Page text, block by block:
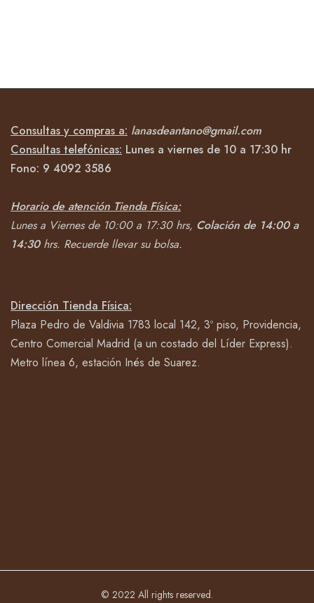
Consultas y compras a: lanasdeantano@gmail.com
Consultas telefónicas: Lunes a viernes de 10 a 17:30 hr
Fono: 9 4092 3586
Horario de atención Tienda Física:
Lunes a Viernes de 10:00 a 17:30 hrs, Colación de 14:00 a
14:30hrs. Recuerde llevar su bolsa.
Dirección Tienda Física:
Plaza Pedro de Valdivia 1783 local 142, 3º piso, Providencia,
Centro Comercial Madrid (a un costado del Líder Express).
Metro línea 6, estación Inés de Suarez.
© 2022 All rights reserved.